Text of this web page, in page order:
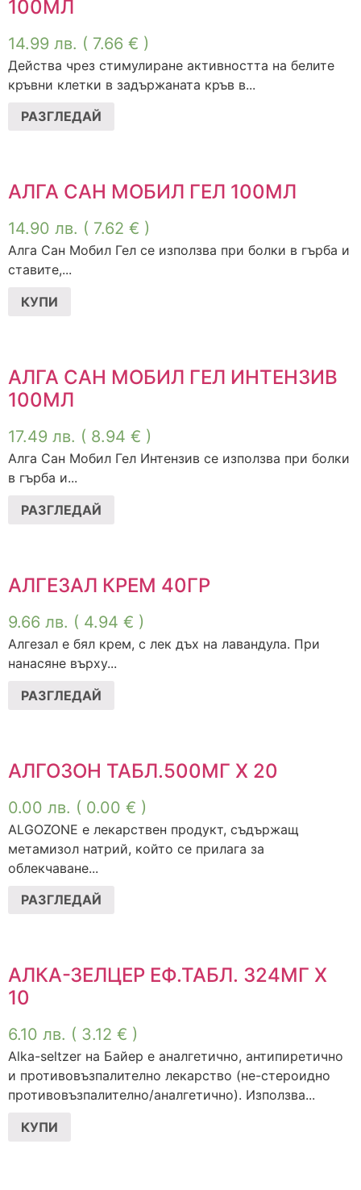
100МЛ
14.99 лв. ( 7.66 € )
Действа чрез стимулиране активността на белите
кръвни клетки в задържаната кръв в...
РАЗГЛЕДАЙ
АЛГА САН МОБИЛ ГЕЛ 100МЛ
14.90 лв. ( 7.62 € )
Алга Сан Мобил Гел се използва при болки в гърба и
ставите,...
КУПИ
АЛГА САН МОБИЛ ГЕЛ ИНТЕНЗИВ
100МЛ
17.49 лв. ( 8.94 € )
Алга Сан Мобил Гел Интензив се използва при болки
в гърба и...
РАЗГЛЕДАЙ
АЛГЕЗАЛ КРЕМ 40ГР
9.66 лв. ( 4.94 € )
Алгезал е бял крем, с лек дъх на лавандула. При
нанасяне върху...
РАЗГЛЕДАЙ
АЛГОЗОН ТАБЛ.500МГ Х 20
0.00 лв. ( 0.00 € )
ALGOZONE e лекарствен продукт, съдържащ
метамизол натрий, който се прилага за
облекчаване...
РАЗГЛЕДАЙ
АЛКА-ЗЕЛЦЕР ЕФ.ТАБЛ. 324МГ Х
10
6.10 лв. ( 3.12 € )
Alka-seltzer на Байер е аналгетично, антипиретично
и противовъзпалително лекарство (не-стероидно
противовъзпалително/аналгетично). Използва...
КУПИ